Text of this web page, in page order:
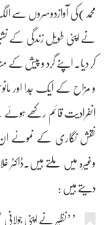
محمد)کی آوازدوسروں سے
نے اپنی طویل زندگی کے
کر دیا۔ اپنے گرد و پیش کے
و مزاح کے ایک جُدا اور
انفرادیت قائم رکھے ہوئے
نقش نگاری کے نمونے ان کی
وغیرہ میں ملتے ہیں۔ڈاکٹر
دیتے ہیں :
’’نظیر نے اپنی